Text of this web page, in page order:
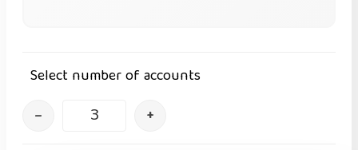
Select number of accounts
– +